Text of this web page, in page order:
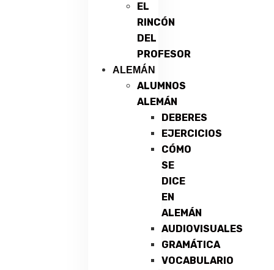
EL
RINCÓN
DEL
PROFESOR
ALEMÁN
ALUMNOS
ALEMÁN
DEBERES
EJERCICIOS
CÓMO
SE
DICE
EN
ALEMÁN
AUDIOVISUALES
GRAMÁTICA
VOCABULARIO